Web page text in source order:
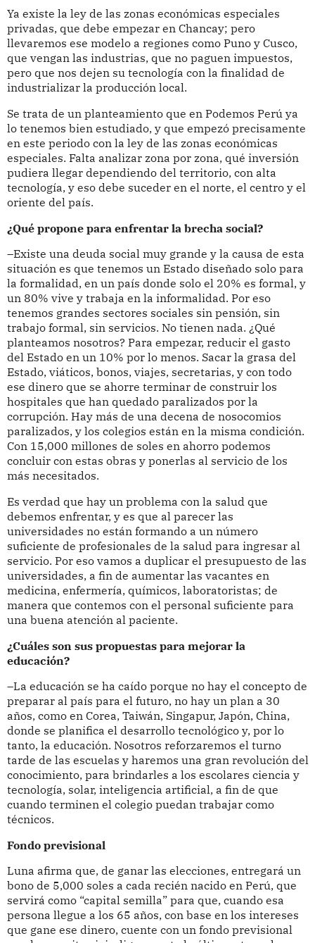
Ya existe la ley de las zonas económicas especiales
privadas, que debe empezar en Chancay; pero
llevaremos ese modelo a regiones como Puno y Cusco,
que vengan las industrias, que no paguen impuestos,
pero que nos dejen su tecnología con la finalidad de
industrializar la producción local.
Se trata de un planteamiento que en Podemos Perú ya
lo tenemos bien estudiado, y que empezó precisamente
en este periodo con la ley de las zonas económicas
especiales. Falta analizar zona por zona, qué inversión
pudiera llegar dependiendo del territorio, con alta
tecnología, y eso debe suceder en el norte, el centro y el
oriente del país.
¿Qué propone para enfrentar la brecha social?
–Existe una deuda social muy grande y la causa de esta
situación es que tenemos un Estado diseñado solo para
la formalidad, en un país donde solo el 20% es formal, y
un 80% vive y trabaja en la informalidad. Por eso
tenemos grandes sectores sociales sin pensión, sin
trabajo formal, sin servicios. No tienen nada. ¿Qué
planteamos nosotros? Para empezar, reducir el gasto
del Estado en un 10% por lo menos. Sacar la grasa del
Estado, viáticos, bonos, viajes, secretarias, y con todo
ese dinero que se ahorre terminar de construir los
hospitales que han quedado paralizados por la
corrupción. Hay más de una decena de nosocomios
paralizados, y los colegios están en la misma condición.
Con 15,000 millones de soles en ahorro podemos
concluir con estas obras y ponerlas al servicio de los
más necesitados.
Es verdad que hay un problema con la salud que
debemos enfrentar, y es que al parecer las
universidades no están formando a un número
suficiente de profesionales de la salud para ingresar al
servicio. Por eso vamos a duplicar el presupuesto de las
universidades, a fin de aumentar las vacantes en
medicina, enfermería, químicos, laboratoristas; de
manera que contemos con el personal suficiente para
una buena atención al paciente.
¿Cuáles son sus propuestas para mejorar la
educación?
–La educación se ha caído porque no hay el concepto de
preparar al país para el futuro, no hay un plan a 30
años, como en Corea, Taiwán, Singapur, Japón, China,
donde se planifica el desarrollo tecnológico y, por lo
tanto, la educación. Nosotros reforzaremos el turno
tarde de las escuelas y haremos una gran revolución del
conocimiento, para brindarles a los escolares ciencia y
tecnología, solar, inteligencia artificial, a fin de que
cuando terminen el colegio puedan trabajar como
técnicos.
Fondo previsional
Luna afirma que, de ganar las elecciones, entregará un
bono de 5,000 soles a cada recién nacido en Perú, que
servirá como “capital semilla” para que, cuando esa
persona llegue a los 65 años, con base en los intereses
que gane ese dinero, cuente con un fondo previsional